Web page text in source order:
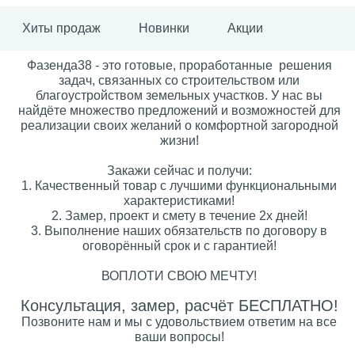
Хиты продаж Новинки Акции
Фазенда38 - это готовые, проработанные решения
задач, связанных со строительством или
благоустройством земельных участков. У нас вы
найдёте множество предложений и возможностей для
реализации своих желаний о комфортной загородной
жизни!
Закажи сейчас и получи:
1. Качественный товар с лучшими функциональными
характеристиками!
2. Замер, проект и смету в течение 2х дней!
3. Выполнение наших обязательств по договору в
оговорённый срок и с гарантией!
ВОПЛОТИ СВОЮ МЕЧТУ!
Консультация, замер, расчёт БЕСПЛАТНО!
Позвоните нам и мы с удовольствием ответим на все
ваши вопросы!